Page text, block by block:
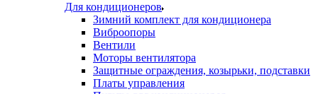
Для кондиционеров
Зимний комплект для кондиционера
Виброопоры
Вентили
Моторы вентилятора
Защитные ограждения, козырьки, подставки
Платы управления